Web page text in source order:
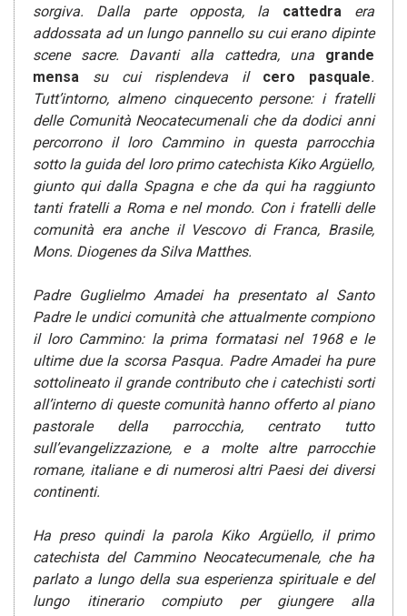
sorgiva. Dalla parte opposta, la cattedra era
addossata ad un lungo pannello su cui erano dipinte
scene sacre. Davanti alla cattedra, una grande
mensa su cui risplendeva il cero pasquale.
Tutt’intorno, almeno cinquecento persone: i fratelli
delle Comunità Neocatecumenali che da dodici anni
percorrono il loro Cammino in questa parrocchia
sotto la guida del loro primo catechista Kiko Argüello,
giunto qui dalla Spagna e che da qui ha raggiunto
tanti fratelli a Roma e nel mondo. Con i fratelli delle
comunità era anche il Vescovo di Franca, Brasile,
Mons. Diogenes da Silva Matthes.
Padre Guglielmo Amadei ha presentato al Santo
Padre le undici comunità che attualmente compiono
il loro Cammino: la prima formatasi nel 1968 e le
ultime due la scorsa Pasqua. Padre Amadei ha pure
sottolineato il grande contributo che i catechisti sorti
all’interno di queste comunità hanno offerto al piano
pastorale della parrocchia, centrato tutto
sull’evangelizzazione, e a molte altre parrocchie
romane, italiane e di numerosi altri Paesi dei diversi
continenti.
Ha preso quindi la parola Kiko Argüello, il primo
catechista del Cammino Neocatecumenale, che ha
parlato a lungo della sua esperienza spirituale e del
lungo itinerario compiuto per giungere alla